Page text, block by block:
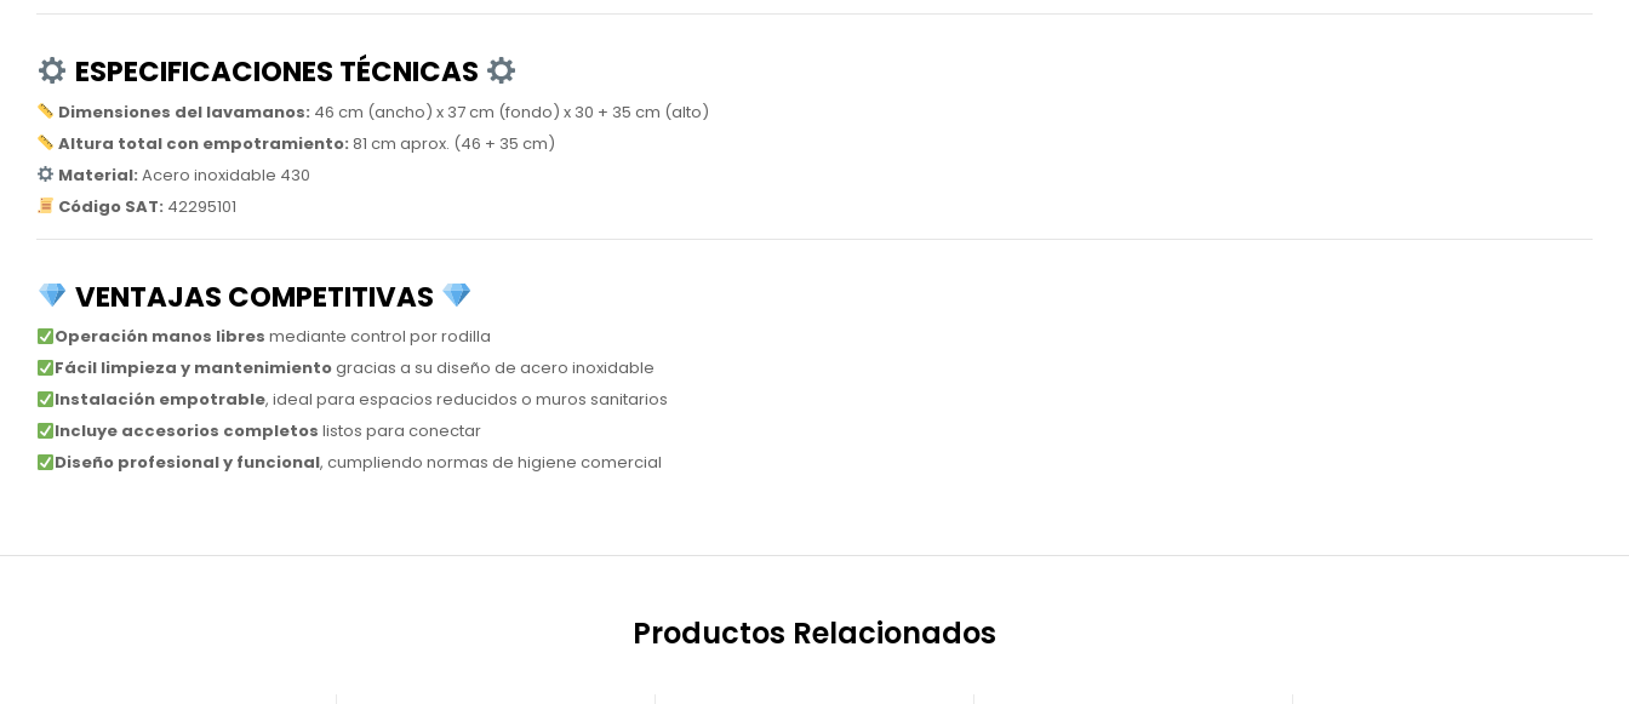
ESPECIFICACIONES TÉCNICAS
Dimensiones del lavamanos: 46 cm (ancho) x 37 cm (fondo) x 30 + 35 cm (alto)
Altura total con empotramiento: 81 cm aprox. (46 + 35 cm)
Material: Acero inoxidable 430
Código SAT: 42295101
VENTAJAS COMPETITIVAS
Operación manos libres mediante control por rodilla
Fácil limpieza y mantenimientogracias a su diseño de acero inoxidable
Instalación empotrable, ideal para espacios reducidos o muros sanitarios
Incluye accesorios completos listos para conectar
Diseño profesional y funcional, cumpliendo normas de higiene comercial
Productos Relacionados